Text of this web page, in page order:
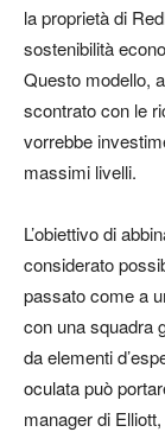
la proprietà di
sostenibilità
Questo modello,
scontrato con le
vorrebbe
massimi livelli.
L’obiettivo di
considerato
passato come a
con una squadra
da elementi
oculata può
manager di